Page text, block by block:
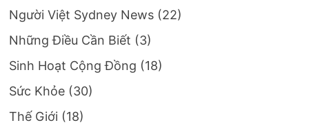
Người Việt Sydney News (22)
Những Điều Cần Biết (3)
Sinh Hoạt Cộng Đồng (18)
Sức Khỏe (30)
Thế Giới (18)